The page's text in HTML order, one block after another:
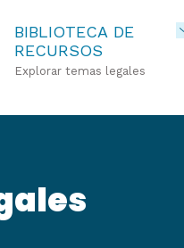
BIBLIOTECA DE
RECURSOS
Explorar temas legales